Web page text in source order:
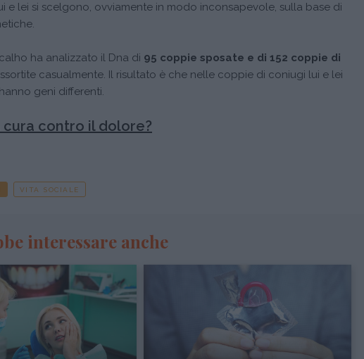
e lei si scelgono, ovviamente in modo inconsapevole, sulla base di
ha analizzato il Dna di 95 coppie sposate e di 152 coppie di
casualmente. Il risultato è che nelle coppie di coniugi lui e lei
geni differenti.
cura contro il dolore?
VITA SOCIALE
interessare anche